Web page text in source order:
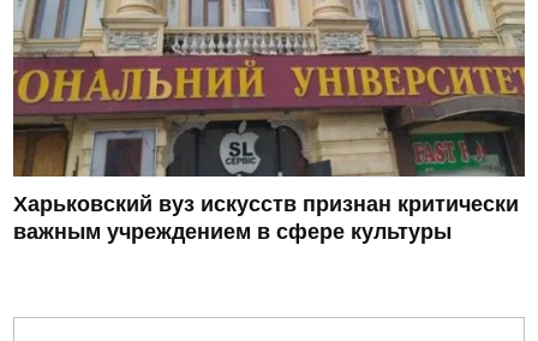
Харьковский вуз искусств признан критически
важным учреждением в сфере культуры